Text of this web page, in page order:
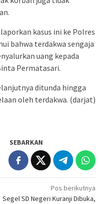
kasus ini ke Polres
bahwa terdakwa sengaja
uang kepada
Permatasari.
ditunda hingga
oleh terdakwa. (darjat)
SEBARKAN
Pos berikutnya
Segel SD Negeri Kuranji Dibuka,